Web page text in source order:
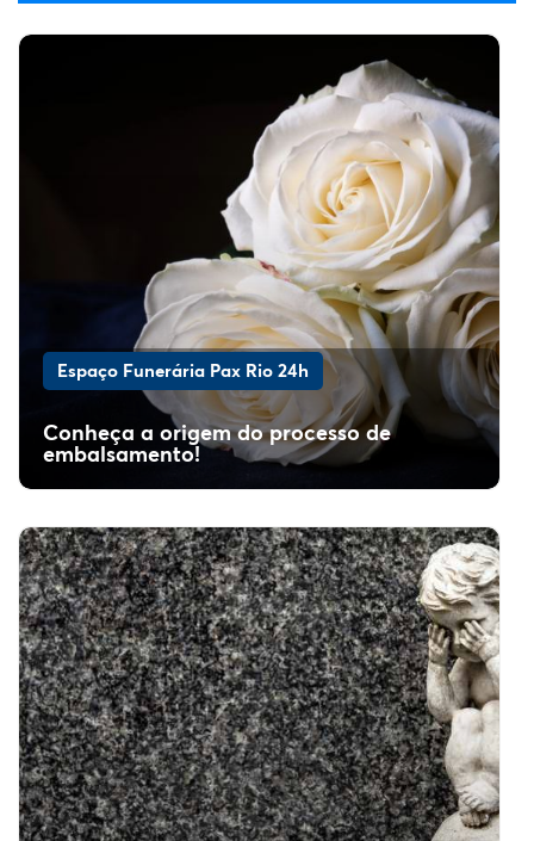
Espaço Funerária Pax Rio 24h
Conheça a origem do processo de
embalsamento!